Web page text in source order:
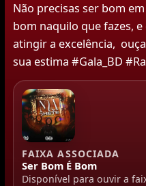
Não precisas ser bom
bom naquilo que fazes,
atingir a excelência,
sua estima #Gala_BD
FAIXA ASSOCIADA
Ser Bom É Bom
Disponível para ouvir a